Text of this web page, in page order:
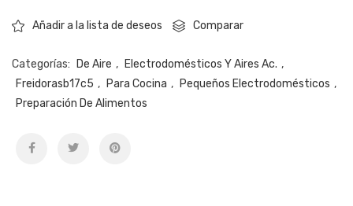
Añadir a la lista de deseos Comparar
Categorías: De Aire , Electrodomésticos Y Aires Ac. ,
Freidorasb17c5 , Para Cocina , Pequeños Electrodomésticos ,
Preparación De Alimentos